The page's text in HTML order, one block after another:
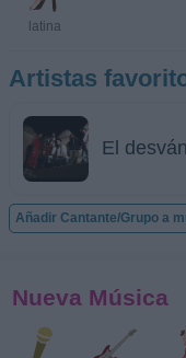
latina
Artistas
El
Añadir Cantante/Grupo a
Nueva Música